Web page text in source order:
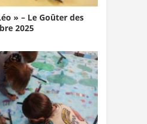
» – Le Goûter des
2025